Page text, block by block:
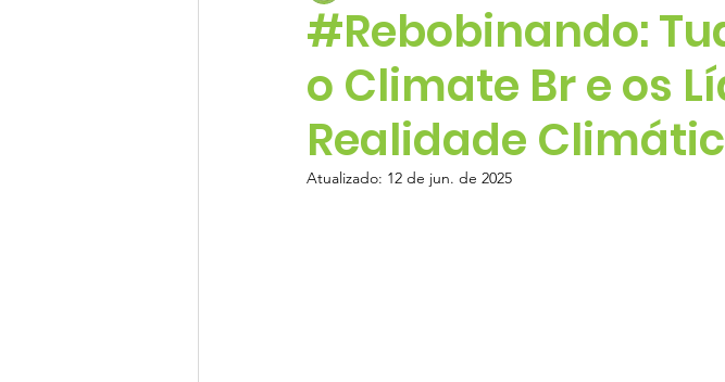
#Rebobinando:
o Climate Br e os
Realidade
Atualizado: 12 de jun. de 2025